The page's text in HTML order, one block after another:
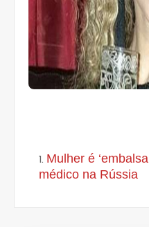
Mulher é
médico na Rússia